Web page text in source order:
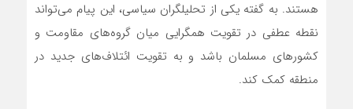
هستند. به گفته یکی از تحلیلگران سیاسی، این پیام می‌تواند
نقطه‌ عطفی در تقویت همگرایی میان گروه‌های مقاومت و
کشورهای مسلمان باشد و به تقویت ائتلاف‌های جدید در
منطقه کمک کند.